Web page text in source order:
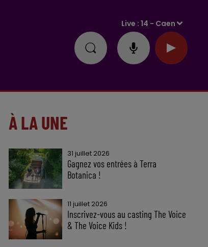
Live :14 - Caen
À LA UNE
31 juillet 2026
Gagnez vos entrées à Terra
Botanica !
11 juillet 2026
Inscrivez-vous au casting The Voice
& The Voice Kids !